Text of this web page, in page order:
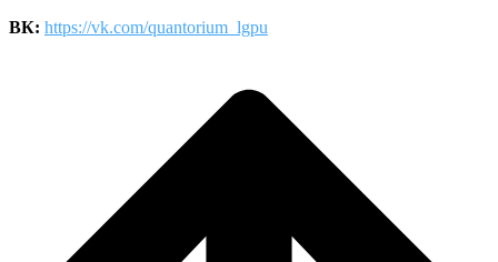
ВК: https://vk.com/quantorium_lgpu